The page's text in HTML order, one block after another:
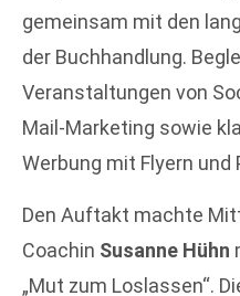
gemeinsam mit den
der Buchhandlung.
Veranstaltungen von
Mail-Marketing sowie
Werbung mit Flyern und
Den Auftakt machte
Coachin Susanne Hühn
„Mut zum Loslassen“.